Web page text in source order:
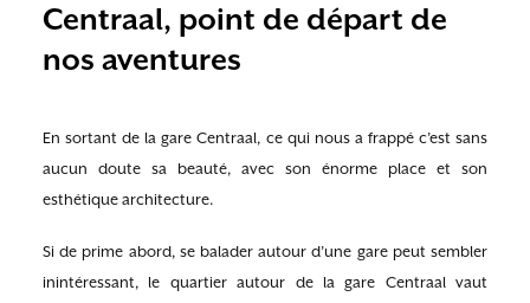
Centraal, point de départ de
nos aventures
En sortant de la gare Centraal, ce qui nous a frappé c’est sans
aucun doute sa beauté, avec son énorme place et son
esthétique architecture.
Si de prime abord, se balader autour d’une gare peut sembler
inintéressant, le quartier autour de la gare Centraal vaut